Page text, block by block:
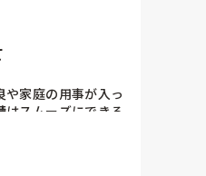
家庭の用事が入っ
スムーズにできる